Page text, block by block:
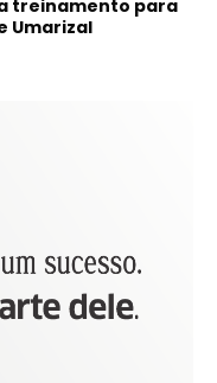
treinamento para
Umarizal